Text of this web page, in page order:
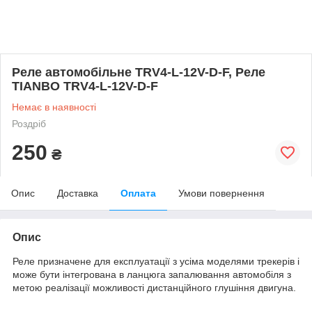
Реле автомобільне TRV4-L-12V-D-F, Реле
TIANBO TRV4-L-12V-D-F
Немає в наявності
Роздріб
250 ₴
Опис Доставка Оплата Умови повернення
Опис
Реле призначене для експлуатації з усіма моделями трекерів і
може бути інтегрована в ланцюга запалювання автомобіля з
метою реалізації можливості дистанційного глушіння двигуна.